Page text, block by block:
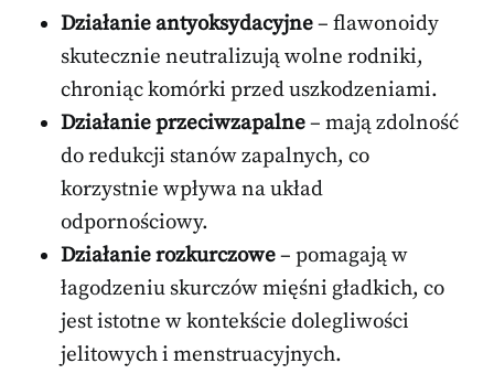
Działanie antyoksydacyjne– flawonoidy
skutecznie neutralizują wolne rodniki,
chroniąc komórki przed uszkodzeniami.
Działanie przeciwzapalne– mają zdolność
do redukcji stanów zapalnych, co
korzystnie wpływa na układ
odpornościowy.
Działanie rozkurczowe– pomagają w
łagodzeniu skurczów mięśni gładkich, co
jest istotne w kontekście dolegliwości
jelitowych i menstruacyjnych.